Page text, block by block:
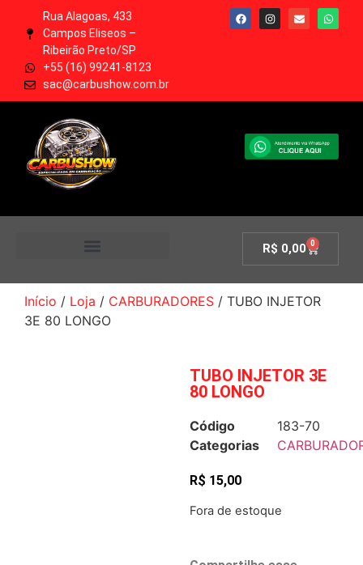
Rua Alagoas, 433
Campos Eliseos –
Ribeirão Preto/SP
+55 (16) 99241-8123
sac@carbushow.com.br
R$ 0,00 0
Início / Loja / CARBURADORES / TUBO INJETOR
3E 80 LONGO
TUBO INJETOR 3E
80 LONGO
Código
183-70
Categorias
R$ 15,00
Fora de estoque